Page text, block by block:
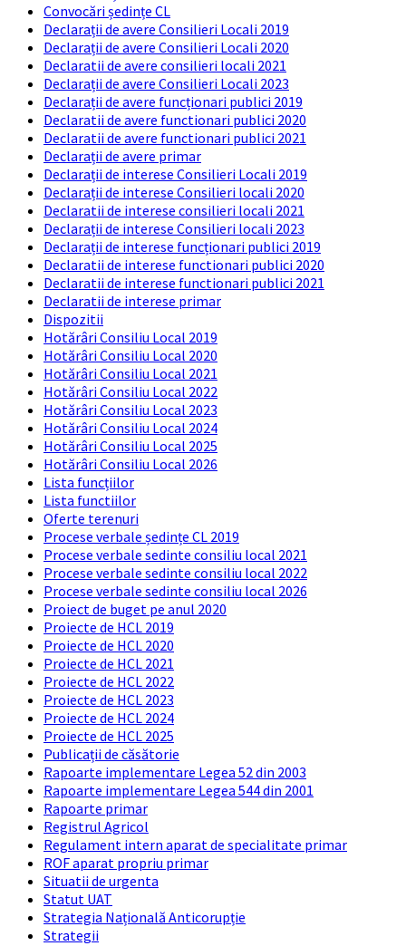
Convocări ședințe CL
Declarații de avere Consilieri Locali 2019
Declarații de avere Consilieri Locali 2020
Declaratii de avere consilieri locali 2021
Declarații de avere Consilieri Locali 2023
Declarații de avere funcționari publici 2019
Declaratii de avere functionari publici 2020
Declaratii de avere functionari publici 2021
Declarații de avere primar
Declarații de interese Consilieri Locali 2019
Declarații de interese Consilieri locali 2020
Declaratii de interese consilieri locali 2021
Declarații de interese Consilieri locali 2023
Declarații de interese funcționari publici 2019
Declaratii de interese functionari publici 2020
Declaratii de interese functionari publici 2021
Declaratii de interese primar
Dispozitii
Hotărâri Consiliu Local 2019
Hotărâri Consiliu Local 2020
Hotărâri Consiliu Local 2021
Hotărâri Consiliu Local 2022
Hotărâri Consiliu Local 2023
Hotărâri Consiliu Local 2024
Hotărâri Consiliu Local 2025
Hotărâri Consiliu Local 2026
Lista funcțiilor
Lista functiilor
Oferte terenuri
Procese verbale ședințe CL 2019
Procese verbale sedinte consiliu local 2021
Procese verbale sedinte consiliu local 2022
Procese verbale sedinte consiliu local 2026
Proiect de buget pe anul 2020
Proiecte de HCL 2019
Proiecte de HCL 2020
Proiecte de HCL 2021
Proiecte de HCL 2022
Proiecte de HCL 2023
Proiecte de HCL 2024
Proiecte de HCL 2025
Publicații de căsătorie
Rapoarte implementare Legea 52 din 2003
Rapoarte implementare Legea 544 din 2001
Rapoarte primar
Registrul Agricol
Regulament intern aparat de specialitate primar
ROF aparat propriu primar
Situatii de urgenta
Statut UAT
Strategia Națională Anticorupție
Strategii